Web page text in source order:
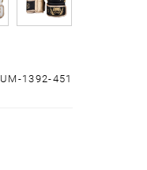
1392-451